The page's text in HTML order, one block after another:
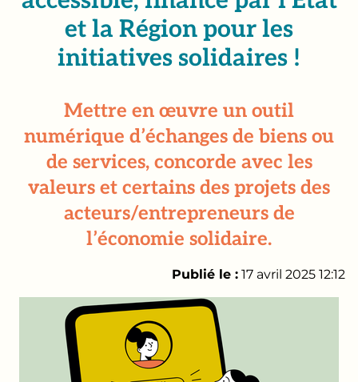
et la Région pour les
initiatives solidaires !
Mettre en œuvre un outil
numérique d’échanges de biens ou
de services, concorde avec les
valeurs et certains des projets des
acteurs/entrepreneurs de
l’économie solidaire.
Publié le : 17 avril 2025 12:12